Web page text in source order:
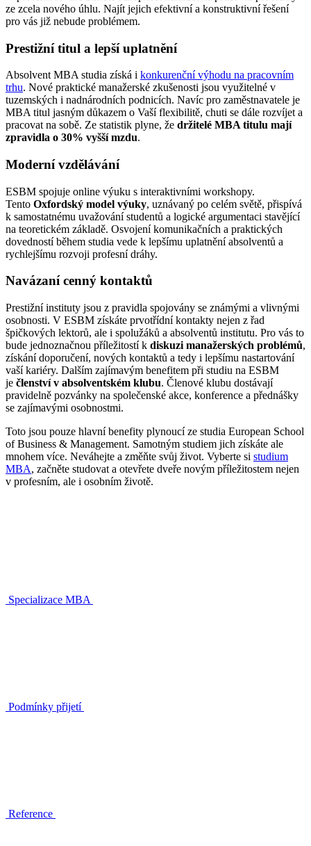
ze zcela nového úhlu. Najít jejich efektivní a konstruktivní řešení
pro vás již nebude problémem.
Prestižní titul a lepší uplatnění
Absolvent MBA studia získá i konkurenční výhodu na pracovním
trhu. Nové praktické manažerské zkušenosti jsou využitelné v
tuzemských i nadnárodních podnicích. Navíc pro zaměstnavatele je
MBA titul jasným důkazem o Vaší flexibilitě, chuti se dále rozvíjet a
pracovat na sobě. Ze statistik plyne, že držitelé MBA titulu mají
zpravidla o 30% vyšší mzdu.
Moderní vzdělávání
ESBM spojuje online výuku s interaktivními workshopy.
Tento Oxfordský model výuky, uznávaný po celém světě, přispívá
k samostatnému uvažování studentů a logické argumentaci stavějící
na teoretickém základě. Osvojení komunikačních a praktických
dovedností během studia vede k lepšímu uplatnění absolventů a
rychlejšímu rozvoji profesní dráhy.
Navázaní cenný kontaktů
Prestižní instituty jsou z pravidla spojovány se známými a vlivnými
osobnosti. V ESBM získáte prvotřídní kontakty nejen z řad
špičkových lektorů, ale i spolužáků a absolventů institutu. Pro vás to
bude jednoznačnou příležitostí k diskuzi manažerských problémů,
získání doporučení, nových kontaktů a tedy i lepšímu nastartování
vaší kariéry. Dalším zajímavým benefitem při studiu na ESBM
je členství v absolventském klubu. Členové klubu dostávají
pravidelně pozvánky na společenské akce, konference a přednášky
se zajímavými osobnostmi.
Toto jsou pouze hlavní benefity plynoucí ze studia European School
of Business & Management. Samotným studiem jich získáte ale
mnohem více. Neváhejte a změňte svůj život. Vyberte si studium
MBA, začněte studovat a otevřete dveře novým příležitostem nejen
v profesním, ale i osobním životě.
Specializace MBA
Podmínky přijetí
Reference